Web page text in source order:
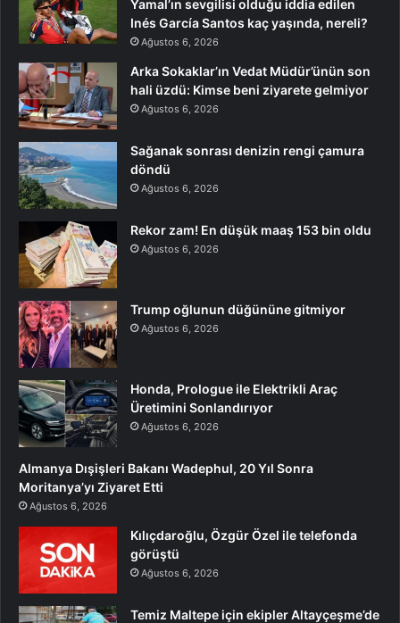
Yamal’ın sevgilisi olduğu iddia edilen
Inés García Santos kaç yaşında, nereli?
Ağustos 6, 2026
Arka Sokaklar’ın Vedat Müdür’ünün son
hali üzdü: Kimse beni ziyarete gelmiyor
Ağustos 6, 2026
Sağanak sonrası denizin rengi çamura
döndü
Ağustos 6, 2026
Rekor zam! En düşük maaş 153 bin oldu
Ağustos 6, 2026
Trump oğlunun düğününe gitmiyor
Ağustos 6, 2026
Honda, Prologue ile Elektrikli Araç
Üretimini Sonlandırıyor
Ağustos 6, 2026
Almanya Dışişleri Bakanı Wadephul, 20 Yıl Sonra
Moritanya’yı Ziyaret Etti
Ağustos 6, 2026
Kılıçdaroğlu, Özgür Özel ile telefonda
görüştü
Ağustos 6, 2026
Temiz Maltepe için ekipler Altayçeşme’de